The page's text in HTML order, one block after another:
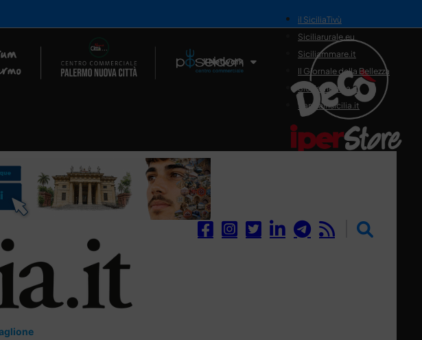
Il Network
il SiciliaTivù
Siciliarurale.eu
Siciliammare.it
Il Giornale della Bellezza
Siciliamedica.it
Sanitainsicilia.it